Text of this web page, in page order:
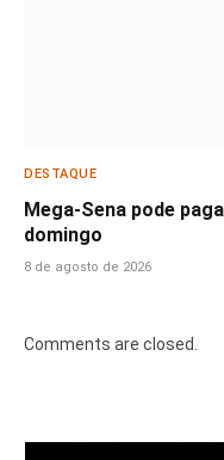
DESTAQUE
Mega-Sena pode
domingo
8 de agosto de 2026
Comments are closed.